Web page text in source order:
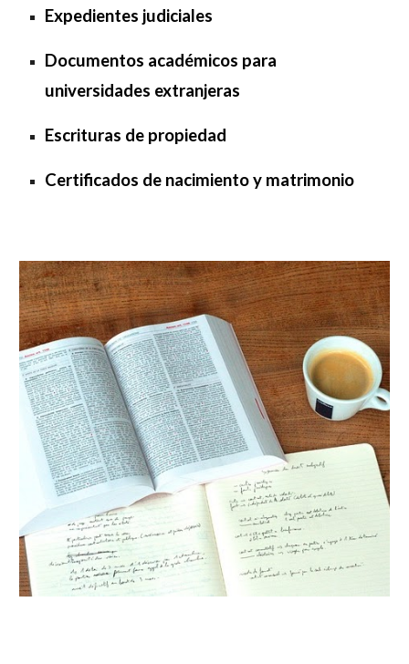
Expedientes judiciales
Documentos académicos para
universidades extranjeras
Escrituras de propiedad
Certificados de nacimiento y matrimonio